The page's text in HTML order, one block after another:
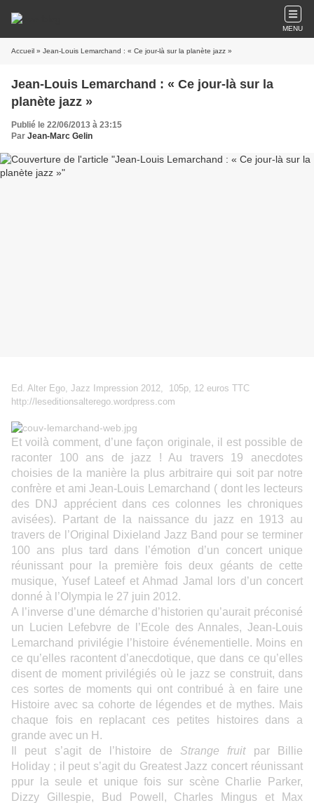
MENU
Accueil » Jean-Louis Lemarchand : « Ce jour-là sur la planète jazz »
Jean-Louis Lemarchand : « Ce jour-là sur la
planète jazz »
Publié le 22/06/2013 à 23:15
Par Jean-Marc Gelin
Ed. Alter Ego, Jazz Impression 2012, 105p, 12 euros TTC
http://leseditionsalterego.wordpress.com
Et voilà comment, d’une façon originale, il est possible de
raconter 100 ans de jazz ! Au travers 19 anecdotes
choisies de la manière la plus arbitraire qui soit par notre
confrère et ami Jean-Louis Lemarchand ( dont les lecteurs
des DNJ apprécient dans ces colonnes les chroniques
avisées). Partant de la naissance du jazz en 1913 au
travers de l’Original Dixieland Jazz Band pour se terminer
100 ans plus tard dans l’émotion d’un concert unique
réunissant pour la première fois deux géants de cette
musique, Yusef Lateef et Ahmad Jamal lors d’un concert
donné à l’Olympia le 27 juin 2012.
A l’inverse d’une démarche d’historien qu’aurait préconisé
un Lucien Lefebvre de l’Ecole des Annales, Jean-Louis
Lemarchand privilégie l’histoire événementielle. Moins en
ce qu’elles racontent d’anecdotique, que dans ce qu’elles
disent de moment privilégiés où le jazz se construit, dans
ces sortes de moments qui ont contribué à en faire une
Histoire avec sa cohorte de légendes et de mythes. Mais
chaque fois en replacant ces petites histoires dans a
grande avec un H.
Il peut s’agit de l’histoire de Strange fruit
par Billie
Holiday ; il peut s’agit du Greatest Jazz concert réunissant
ppur la seule et unique fois sur scène Charlie Parker,
Dizzy Gillespie, Bud Powell, Charles Mingus et Max